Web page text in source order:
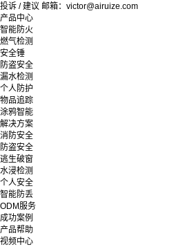
投诉 / 建议 邮箱：victor@airuize.com
产品中心
智能防火
燃气检测
安全锤
防盗安全
漏水检测
个人防护
物品追踪
涂鸦智能
解决方案
消防安全
防盗安全
逃生破窗
水浸检测
个人安全
智能防丢
ODM服务
成功案例
产品帮助
视频中心